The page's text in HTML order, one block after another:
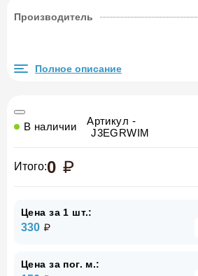
Производитель
Полное описание
В наличии
Артикул -
J3EGRWIM
Итого:0
Цена за 1 шт.:
330
Цена за пог. м.: